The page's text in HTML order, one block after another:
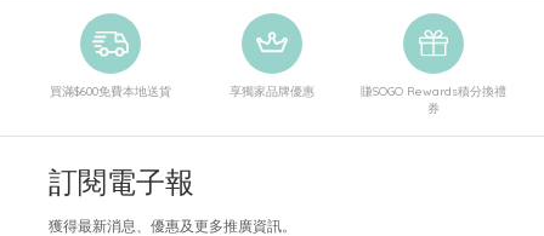
買滿$600免費本地送貨 享獨家品牌優惠
賺SOGO Rewards積分換禮
券
訂閱電子報
獲得最新消息、優惠及更多推廣資訊。